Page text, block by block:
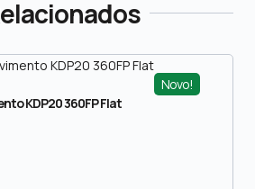
Novo!
KDP20 360FP Flat